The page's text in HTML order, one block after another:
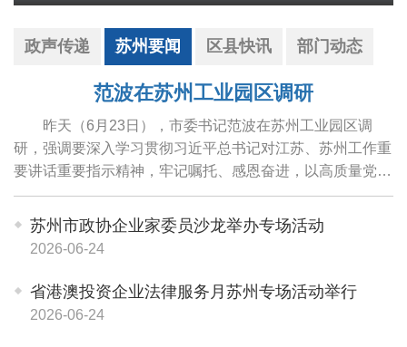
政声传递 苏州要闻 区县快讯 部门动态
范波在苏州工业园区调研
昨天（6月23日），市委书记范波在苏州工业园区调
研，强调要深入学习贯彻习近平总书记对江苏、苏州工作重
要讲话重要指示精神，牢记嘱托、感恩奋进，以高质量党建
引领高质量发展，传承弘扬和发展"园区经验"，更大力度深
化改革开放，推动科技创新和产业创新深度...
苏州市政协企业家委员沙龙举办专场活动
2026-06-24
省港澳投资企业法律服务月苏州专场活动举行
2026-06-24